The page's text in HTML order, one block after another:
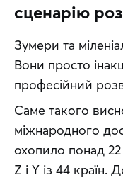
сценарію
Зумери та
Вони просто
професійний
Саме такого
міжнародного
охопило понад 22
Z і Y із 44 країн.